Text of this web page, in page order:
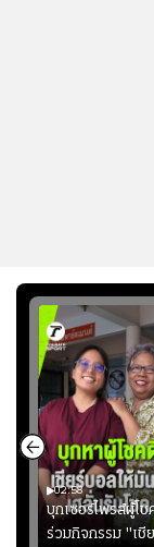
02:58
บุกเซอร์ไพรส์ผู้โช
ร่วมกิจกรรม "เชี